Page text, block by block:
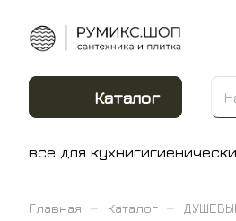
Каталог
все для кухни
Главная – Каталог –